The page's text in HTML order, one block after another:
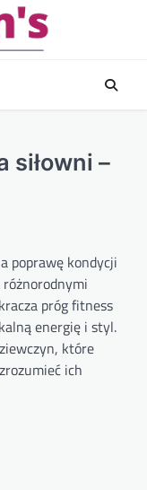
siłowni –
poprawę kondycji
próg fitness
energię i styl.
które
ich